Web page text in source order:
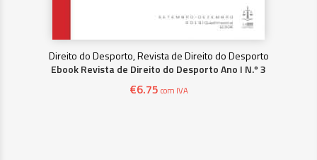
Direito do Desporto, Revista de Direito do Desporto
Ebook Revista de Direito do Desporto Ano I N.º 3
€6.75 com IVA